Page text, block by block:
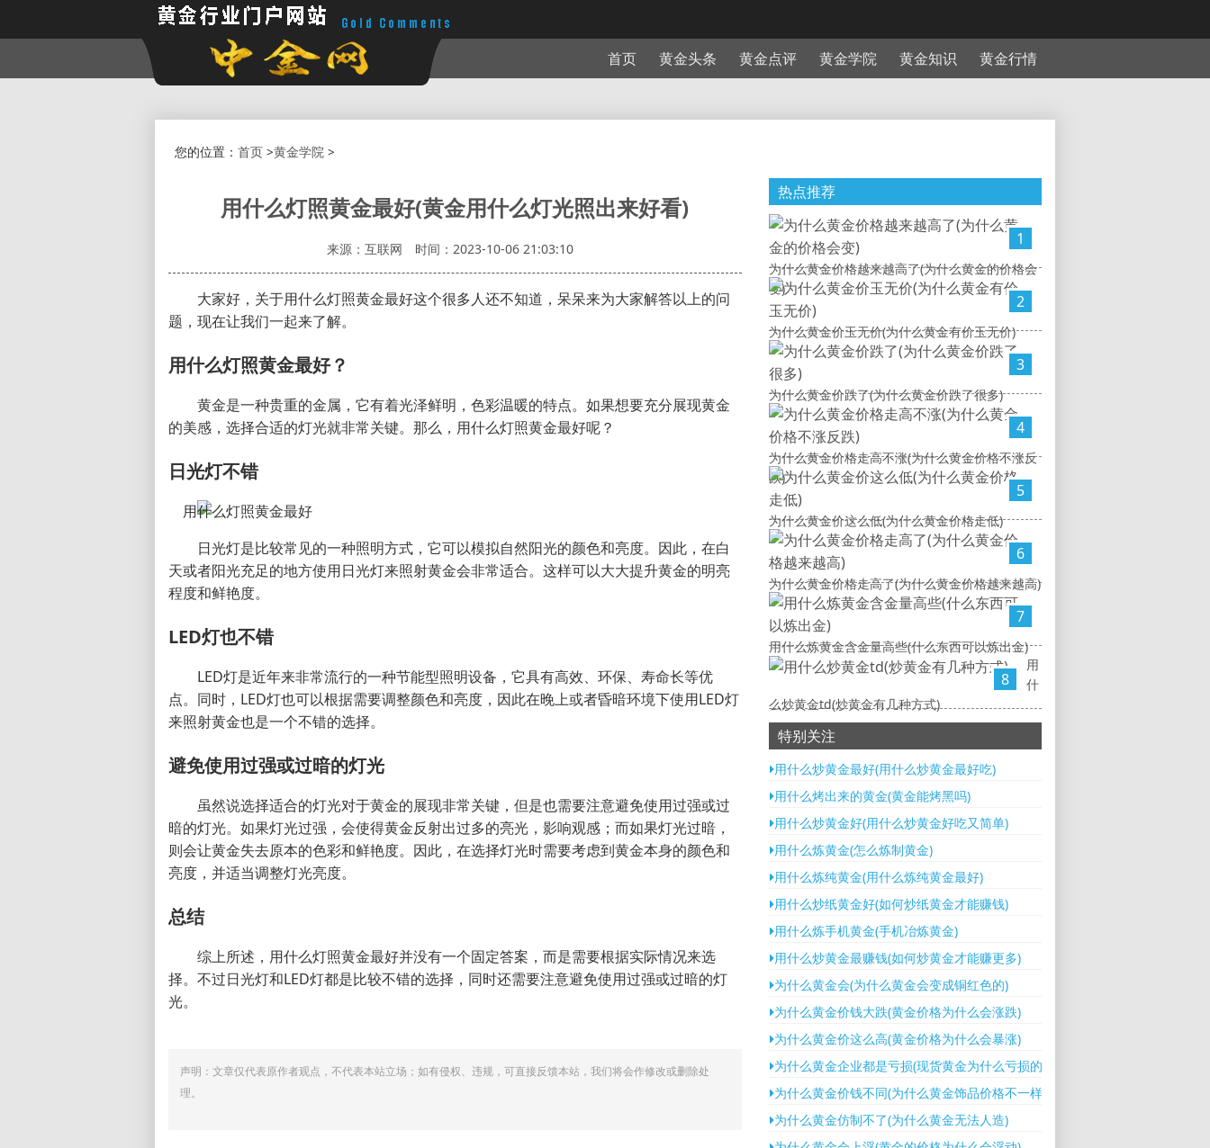
首页 黄金头条 黄金点评 黄金学院 黄金知识 黄金行情
您的位置： 首页>黄金学院 >
用什么灯照黄金最好(黄金用什么灯光照出来好看)
来源：互联网 时间：2023-10-06 21:03:10
大家好，关于用什么灯照黄金最好这个很多人还不知道，呆呆来为大家解答以上的问
题，现在让我们一起来了解。
用什么灯照黄金最好？
黄金是一种贵重的金属，它有着光泽鲜明，色彩温暖的特点。如果想要充分展现黄金
的美感，选择合适的灯光就非常关键。那么，用什么灯照黄金最好呢？
日光灯不错
日光灯是比较常见的一种照明方式，它可以模拟自然阳光的颜色和亮度。因此，在白
天或者阳光充足的地方使用日光灯来照射黄金会非常适合。这样可以大大提升黄金的明亮
程度和鲜艳度。
LED灯也不错
LED灯是近年来非常流行的一种节能型照明设备，它具有高效、环保、寿命长等优
点。同时，LED灯也可以根据需要调整颜色和亮度，因此在晚上或者昏暗环境下使用LED灯
来照射黄金也是一个不错的选择。
避免使用过强或过暗的灯光
虽然说选择适合的灯光对于黄金的展现非常关键，但是也需要注意避免使用过强或过
暗的灯光。如果灯光过强，会使得黄金反射出过多的亮光，影响观感；而如果灯光过暗，
则会让黄金失去原本的色彩和鲜艳度。因此，在选择灯光时需要考虑到黄金本身的颜色和
亮度，并适当调整灯光亮度。
总结
综上所述，用什么灯照黄金最好并没有一个固定答案，而是需要根据实际情况来选
择。不过日光灯和LED灯都是比较不错的选择，同时还需要注意避免使用过强或过暗的灯
光。
声明：文章仅代表原作者观点，不代表本站立场；如有侵权、违规，可直接反馈本站，我们将会作修改或删除处
理。
热点推荐
1
为什么黄金价格越来越高了(为什么黄金的价格会
变)
2
为什么黄金价玉无价(为什么黄金有价玉无价)
3
为什么黄金价跌了(为什么黄金价跌了很多)
4
为什么黄金价格走高不涨(为什么黄金价格不涨反
跌)
5
为什么黄金价这么低(为什么黄金价格走低)
6
为什么黄金价格走高了(为什么黄金价格越来越高)
7
用什么炼黄金含金量高些(什么东西可以炼出金)
8
用
什
么炒黄金td(炒黄金有几种方式)
特别关注
用什么炒黄金最好(用什么炒黄金最好吃)
用什么烤出来的黄金(黄金能烤黑吗)
用什么炒黄金好(用什么炒黄金好吃又简单)
用什么炼黄金(怎么炼制黄金)
用什么炼纯黄金(用什么炼纯黄金最好)
用什么炒纸黄金好(如何炒纸黄金才能赚钱)
用什么炼手机黄金(手机冶炼黄金)
用什么炒黄金最赚钱(如何炒黄金才能赚更多)
为什么黄金会(为什么黄金会变成铜红色的)
为什么黄金价钱大跌(黄金价格为什么会涨跌)
为什么黄金价这么高(黄金价格为什么会暴涨)
为什么黄金企业都是亏损(现货黄金为什么亏损的多)
为什么黄金价钱不同(为什么黄金饰品价格不一样)
为什么黄金仿制不了(为什么黄金无法人造)